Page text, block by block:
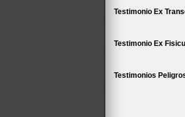
Testimonio Ex
Testimonio Ex
Testimonios